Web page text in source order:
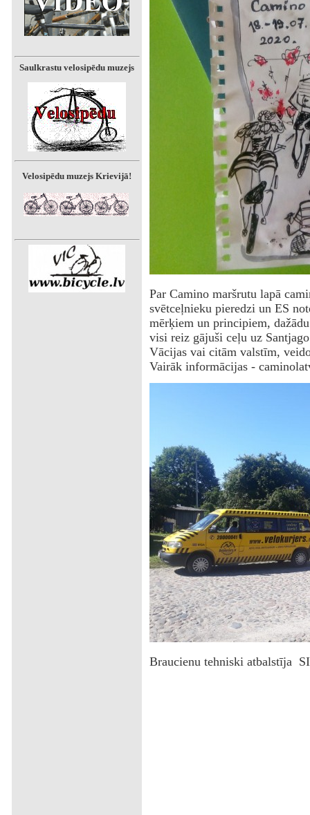
Saulkrastu velosipēdu muzejs
Velosipēdu muzejs Krievijā!
‌Par Camino maršrutu lapā
svētceļnieku pieredzi un ES
mērķiem un principiem,
visi reiz gājuši ceļu uz
Vācijas vai citām valstīm,
Vairāk informācijas -
‌Braucienu tehniski atbalstīja